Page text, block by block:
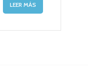
LEER MÁS